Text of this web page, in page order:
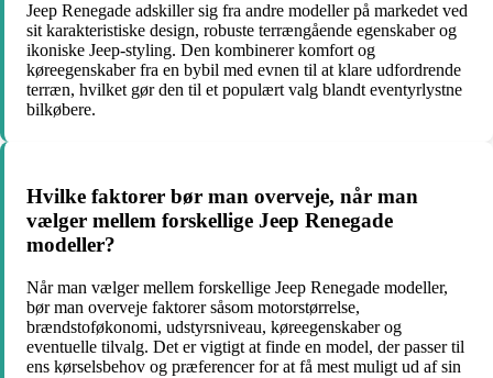
Jeep Renegade adskiller sig fra andre modeller på markedet ved
sit karakteristiske design, robuste terrængående egenskaber og
ikoniske Jeep-styling. Den kombinerer komfort og
køreegenskaber fra en bybil med evnen til at klare udfordrende
terræn, hvilket gør den til et populært valg blandt eventyrlystne
bilkøbere.
Hvilke faktorer bør man overveje, når man
vælger mellem forskellige Jeep Renegade
modeller?
Når man vælger mellem forskellige Jeep Renegade modeller,
bør man overveje faktorer såsom motorstørrelse,
brændstoføkonomi, udstyrsniveau, køreegenskaber og
eventuelle tilvalg. Det er vigtigt at finde en model, der passer til
ens kørselsbehov og præferencer for at få mest muligt ud af sin